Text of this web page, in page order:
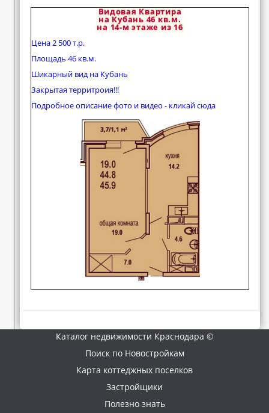
Видовая Квартира
на Кубань 46 кв.м.
на 14-м этаже из 16
Цена 2 500 т.р.
Площадь 46 кв.м.
Шикарный вид на Кубань
Закрытая территроия!!!
Подробное описание фото и видео - кликай сюда
Каталог недвижимости Краснодара ©
Поиск по Новостройкам
Карта коттеджных поселков
Застройщики
Полезно знать